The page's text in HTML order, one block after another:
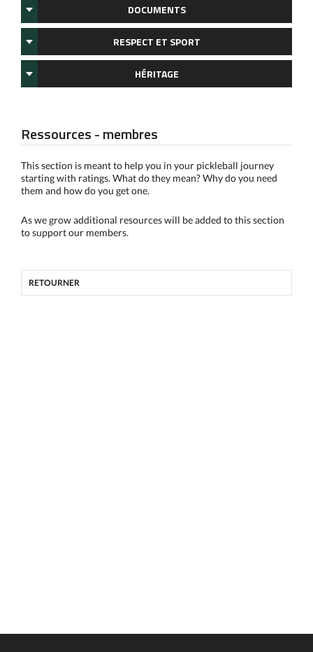
DOCUMENTS
RESPECT ET SPORT
HÉRITAGE
Ressources - membres
This section is meant to help you in your pickleball journey
starting with ratings. What do they mean? Why do you need
them and how do you get one.
As we grow additional resources will be added to this section
to support our members.
RETOURNER